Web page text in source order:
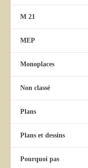
M 21
MEP
Monoplaces
Non classé
Plans
Plans et dessins
Pourquoi pas